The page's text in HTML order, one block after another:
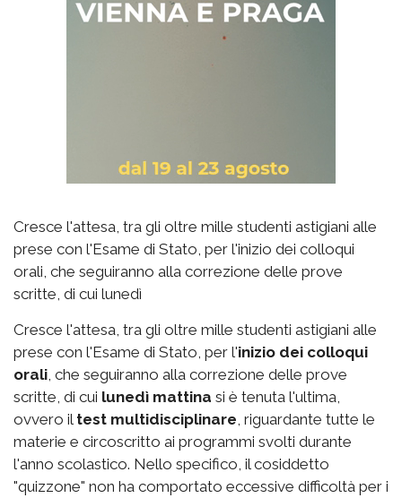
Cresce l'attesa, tra gli oltre mille studenti astigiani alle
prese con l'Esame di Stato, per l'inizio dei colloqui
orali, che seguiranno alla correzione delle prove
scritte, di cui lunedì
Cresce l'attesa, tra gli oltre mille studenti astigiani alle
prese con l'Esame di Stato, per l'inizio dei colloqui
orali , che seguiranno alla correzione delle prove
scritte, di cui lunedì mattina si è tenuta l'ultima,
ovvero il test multidisciplinare , riguardante tutte le
materie e circoscritto ai programmi svolti durante
l'anno scolastico. Nello specifico, il cosiddetto
"quizzone" non ha comportato eccessive difficoltà per i